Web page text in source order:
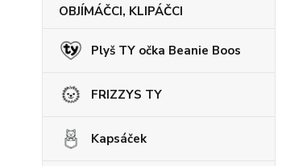
OBJÍMÁČCI, KLIPÁČCI
Plyš TY očka Beanie Boos
FRIZZYS TY
Kapsáček